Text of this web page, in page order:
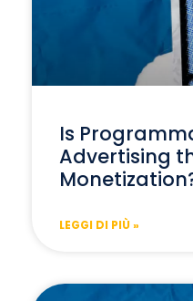
Is
Advertising
LEGGI DI PIÙ »